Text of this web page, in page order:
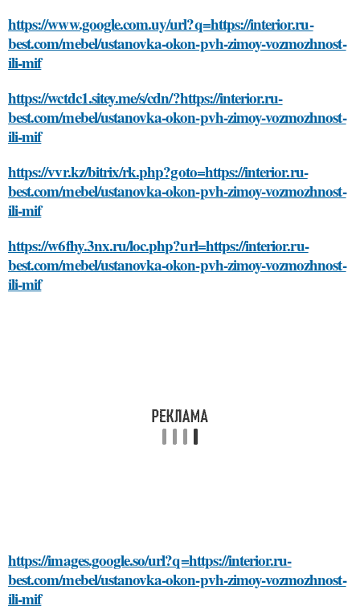
https://www.google.com.uy/url?q=https://interior.ru-
best.com/mebel/ustanovka-okon-pvh-zimoy-vozmozhnost-
ili-mif
https://wctdc1.sitey.me/s/cdn/?https://interior.ru-
best.com/mebel/ustanovka-okon-pvh-zimoy-vozmozhnost-
ili-mif
https://vvr.kz/bitrix/rk.php?goto=https://interior.ru-
best.com/mebel/ustanovka-okon-pvh-zimoy-vozmozhnost-
ili-mif
https://w6fhy.3nx.ru/loc.php?url=https://interior.ru-
best.com/mebel/ustanovka-okon-pvh-zimoy-vozmozhnost-
ili-mif
https://images.google.so/url?q=https://interior.ru-
best.com/mebel/ustanovka-okon-pvh-zimoy-vozmozhnost-
ili-mif